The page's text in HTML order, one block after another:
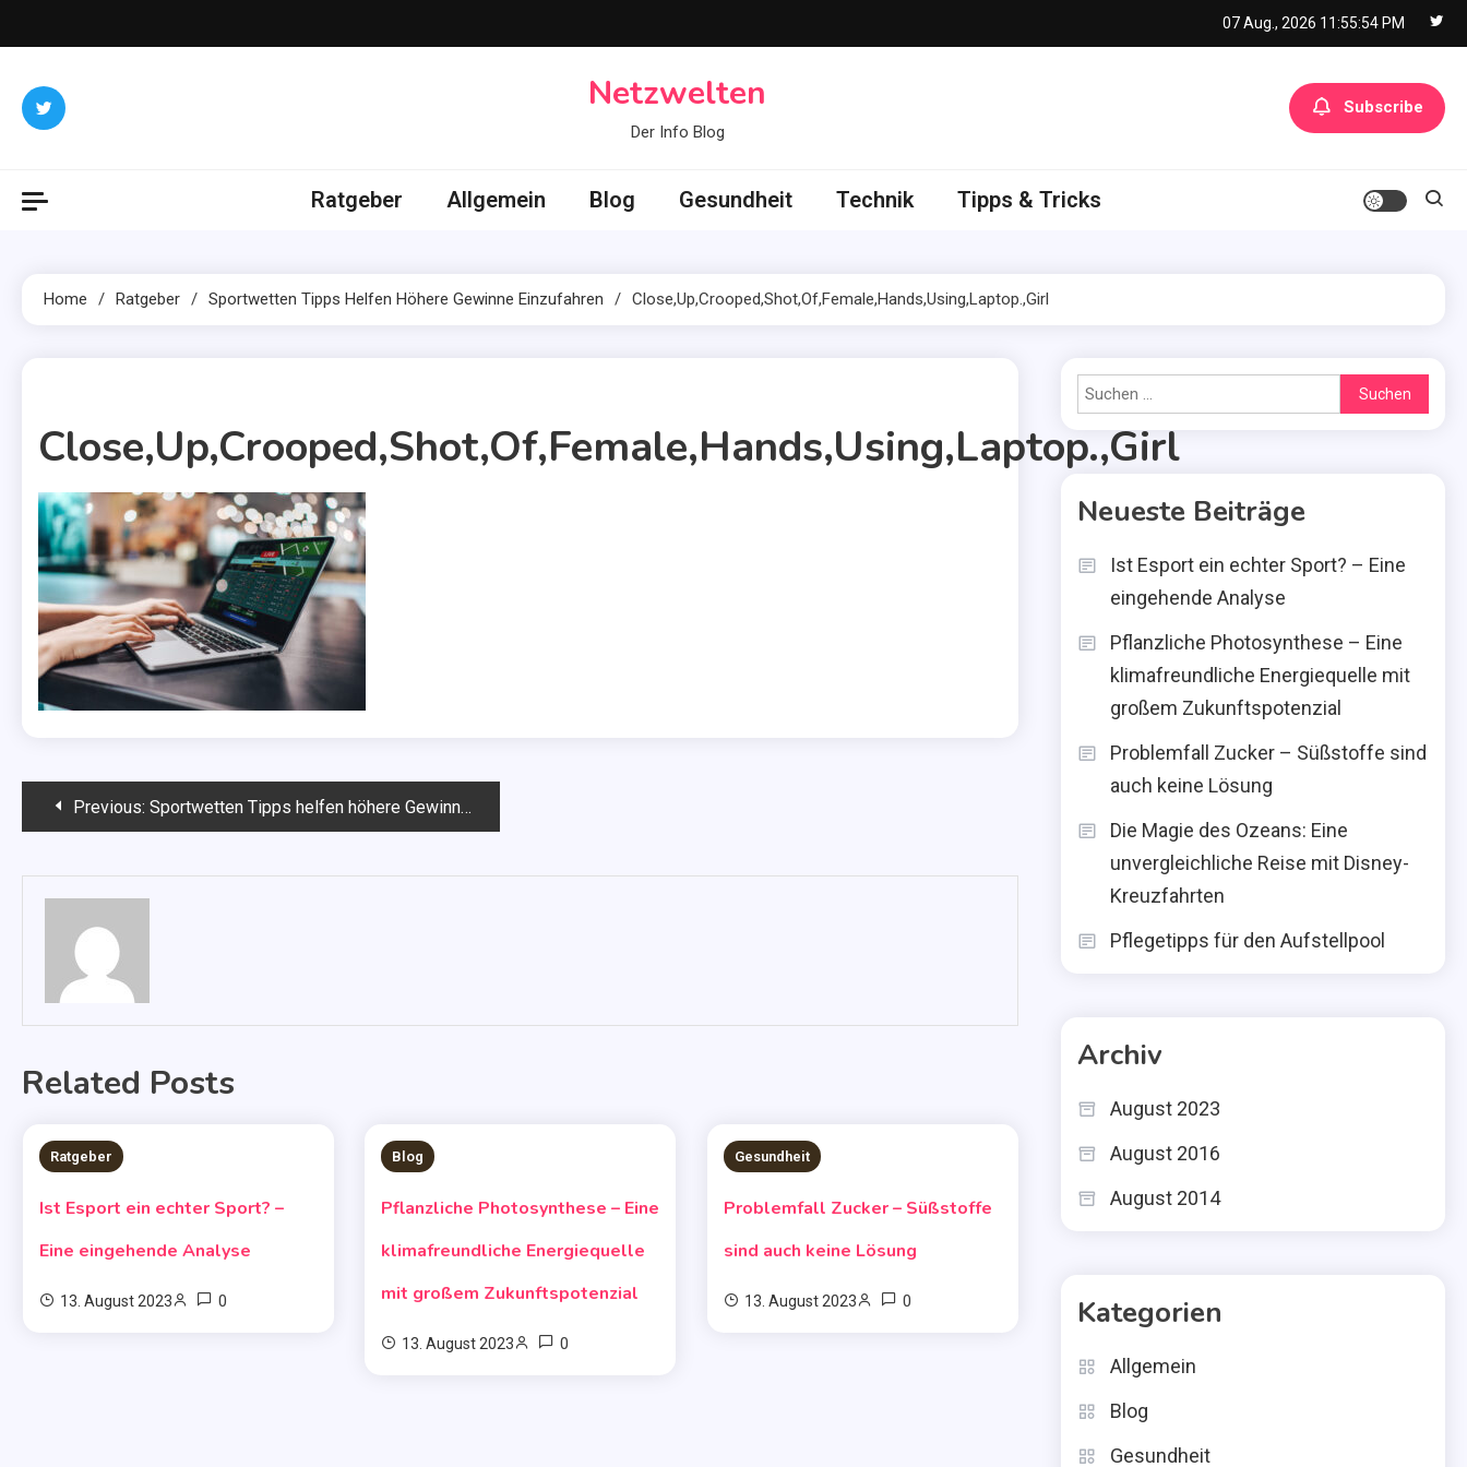
to
07 Aug., 2026 11:55:54 PM
Netzwelten
Der Info Blog
Subscribe
Ratgeber Allgemein Blog Gesundheit Technik Tipps & Tricks
Home Ratgeber Sportwetten Tipps Helfen Höhere Gewinne Einzufahren Close,Up,Crooped,Shot,Of,Female,Hands,Using,Laptop.,Girl
Close,Up,Crooped,Shot,Of,Female,Hands,Using,Laptop.,Girl
Beitragsnavigation
Previous: Sportwetten Tipps helfen höhere Gewinne einzufahren
Related Posts
3 MINS READ
Ratgeber
Ist Esport ein echter Sport? –
Eine eingehende Analyse
13. August 2023 0
4 MINS READ
Blog
Pflanzliche Photosynthese – Eine
klimafreundliche Energiequelle
mit großem Zukunftspotenzial
13. August 2023 0
4 MINS READ
Gesundheit
Problemfall Zucker – Süßstoffe
sind auch keine Lösung
13. August 2023 0
Suchen
nach:
Neueste Beiträge
Ist Esport ein echter Sport? – Eine
eingehende Analyse
Pflanzliche Photosynthese – Eine
klimafreundliche Energiequelle mit
großem Zukunftspotenzial
Problemfall Zucker – Süßstoffe sind
auch keine Lösung
Die Magie des Ozeans: Eine
unvergleichliche Reise mit Disney-
Kreuzfahrten
Pflegetipps für den Aufstellpool
Archiv
August 2023
August 2016
August 2014
Kategorien
Allgemein
Blog
Gesundheit